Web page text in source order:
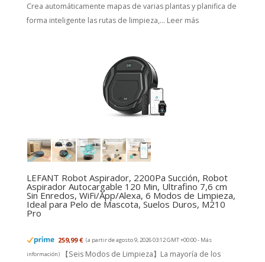
Crea automáticamente mapas de varias plantas y planifica de
forma inteligente las rutas de limpieza,... Leer más
LEFANT Robot Aspirador, 2200Pa Succión, Robot
Aspirador Autocargable 120 Min, Ultrafino 7,6 cm
Sin Enredos, WiFi/App/Alexa, 6 Modos de Limpieza,
Ideal para Pelo de Mascota, Suelos Duros, M210
Pro
259,99 € (a partir de agosto 9, 2026 03:12 GMT +00:00 - Más
información)
【Seis Modos de Limpieza】La mayoría de los